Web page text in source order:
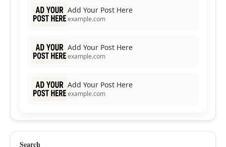
Add Your Post Here
example.com
Add Your Post Here
example.com
Add Your Post Here
example.com
Search